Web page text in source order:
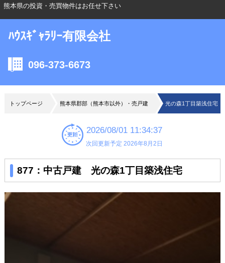
熊本県の投資・売買物件はお任せ下さい
ﾊｳｽｷﾞｬﾗﾘｰ有限会社
096-373-6673
トップページ 熊本県郡部（熊本市以外）・売戸建 光の森1丁目築浅住宅
2026/08/01 11:34:37
次回更新予定 2026年8月2日
877：中古戸建 光の森1丁目築浅住宅